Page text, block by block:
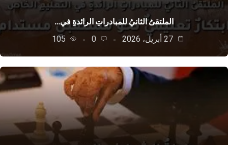
الملتقىُ الثانيُ للمبادراتِ الرائدةِ في…
0
105